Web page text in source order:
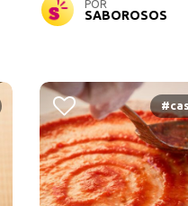
POR
SABOROSOS